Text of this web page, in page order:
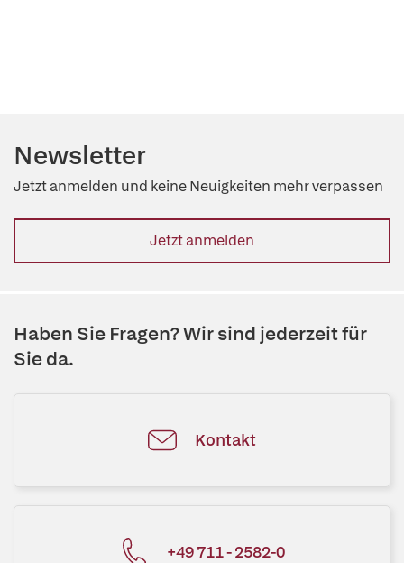
Newsletter
Jetzt anmelden und keine Neuigkeiten mehr verpassen
Jetzt anmelden
Haben Sie Fragen? Wir sind jederzeit für
Sie da.
Kontakt
+49 711 - 2582-0